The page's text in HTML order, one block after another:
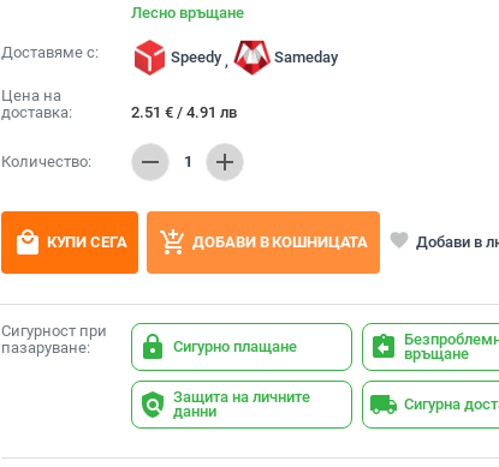
Лесно връщане
Доставяме с: Speedy , Sameday
Цена на
доставка:
2.51 € / 4.91 лв
Количество: remove 1 add
local_mall КУПИ СЕГА add_shopping_cart ДОБАВИ В КОШНИЦАТА favorite Добави в
Сигурност при
пазаруване:
lock Сигурно плащане assignment_return връщане
policy Защита на личните
данни
local_shipping Сигурна